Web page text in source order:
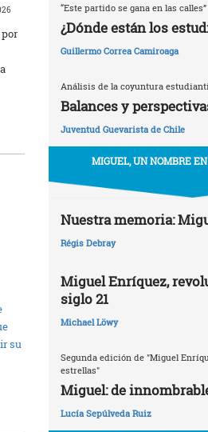
su
“Este partido se gana en las calles”
¿Dónde están los
Guillermo Correa Camiroaga
Análisis de la coyuntura
Balances y
Juventud Guevarista de Chile
MIGUEL, UN NOMBRE
Nuestra memoria:
Régis Debray
Miguel Enríquez,
siglo 21
Michael Löwy
Segunda edición de "Miguel
estrellas"
Miguel: de
Lucía Sepúlveda Ruiz